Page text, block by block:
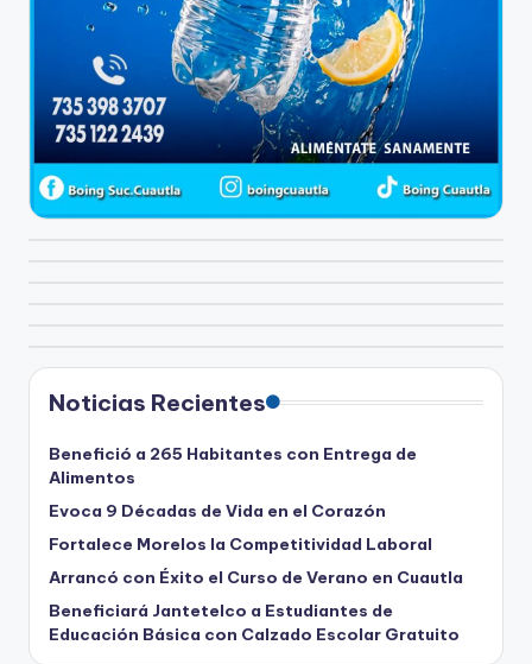
Noticias Recientes
Benefició a 265 Habitantes con Entrega de
Alimentos
Evoca 9 Décadas de Vida en el Corazón
Fortalece Morelos la Competitividad Laboral
Arrancó con Éxito el Curso de Verano en Cuautla
Beneficiará Jantetelco a Estudiantes de
Educación Básica con Calzado Escolar Gratuito